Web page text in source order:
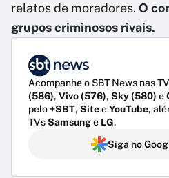
relatos de moradores. O
grupos criminosos rivais.
Acompanhe o SBT News nas
(586), Vivo (576), Sky (580) e
pelo+SBT, SiteeYouTube,
TVsSamsunge LG.
Siga no